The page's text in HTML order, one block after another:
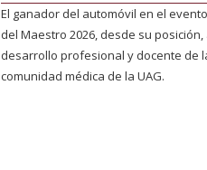
El ganador del automóvil en el
del Maestro 2026, desde su
desarrollo profesional y docente de
comunidad médica de la UAG.